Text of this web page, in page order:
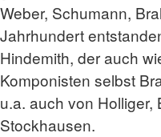
Weber, Schumann,
Jahrhundert
Hindemith, der auch
Komponisten selbst
u.a. auch von Holliger,
Stockhausen.